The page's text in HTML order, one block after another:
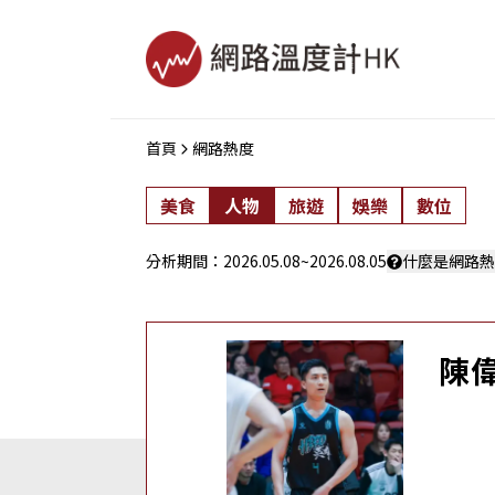
首頁 網路熱度
美食 人物 旅遊 娛樂 數位
分析期間： 2026.05.08~2026.08.05 什麼是網路
陳